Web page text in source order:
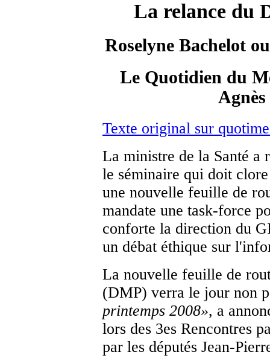
La relance du
Roselyne Bachelot
Le Quotidien du
Texte original sur
La ministre de la Santé a
le séminaire qui doit
une nouvelle feuille de
mandate une task-force
conforte la direction du
un débat éthique sur
La nouvelle feuille de
(DMP) verra le jour non
printemps 2008», a
lors des 3es Rencontres
par les députés Jean-